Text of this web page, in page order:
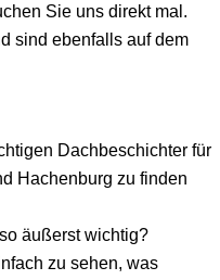
Sie uns direkt mal.
sind ebenfalls auf dem
Dachbeschichter für
Hachenburg zu finden
äußerst wichtig?
zu sehen, was